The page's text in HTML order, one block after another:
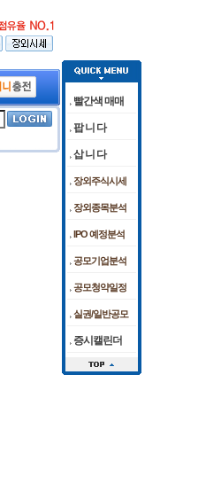
케이앤에스아이앤씨 공모청약 마감날 청
코스피, 외인·기관 저가 매수에 6400선 터치…
빨간색 매매
팝 니 다
삽 니 다
장외주식시세
장외종목분석
IPO 예정분석
공모기업분석
공모청약일정
실권/일반공모
증시캘린더